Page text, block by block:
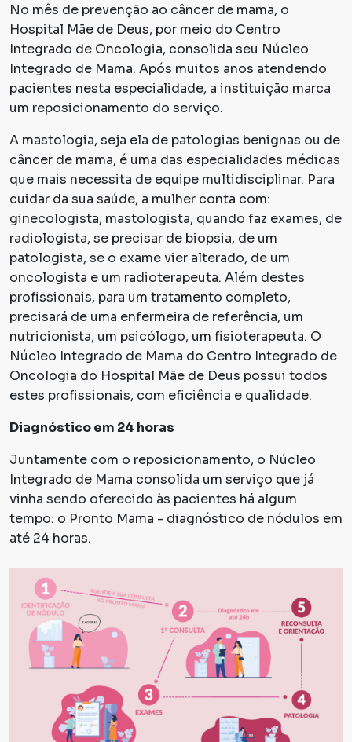
No mês de prevenção ao câncer de mama, o
Hospital Mãe de Deus, por meio do Centro
Integrado de Oncologia, consolida seu Núcleo
Integrado de Mama. Após muitos anos atendendo
pacientes nesta especialidade, a instituição marca
um reposicionamento do serviço.
A mastologia, seja ela de patologias benignas ou de
câncer de mama, é uma das especialidades médicas
que mais necessita de equipe multidisciplinar. Para
cuidar da sua saúde, a mulher conta com:
ginecologista, mastologista, quando faz exames, de
radiologista, se precisar de biopsia, de um
patologista, se o exame vier alterado, de um
oncologista e um radioterapeuta. Além destes
profissionais, para um tratamento completo,
precisará de uma enfermeira de referência, um
nutricionista, um psicólogo, um fisioterapeuta. O
Núcleo Integrado de Mama do Centro Integrado de
Oncologia do Hospital Mãe de Deus possui todos
estes profissionais, com eficiência e qualidade.
Diagnóstico em 24 horas
Juntamente com o reposicionamento, o Núcleo
Integrado de Mama consolida um serviço que já
vinha sendo oferecido às pacientes há algum
tempo: o Pronto Mama - diagnóstico de nódulos em
até 24 horas.